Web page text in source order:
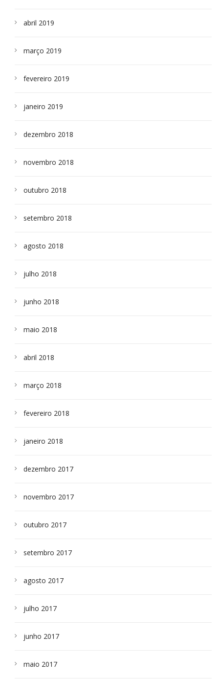
abril 2019
março 2019
fevereiro 2019
janeiro 2019
dezembro 2018
novembro 2018
outubro 2018
setembro 2018
agosto 2018
julho 2018
junho 2018
maio 2018
abril 2018
março 2018
fevereiro 2018
janeiro 2018
dezembro 2017
novembro 2017
outubro 2017
setembro 2017
agosto 2017
julho 2017
junho 2017
maio 2017